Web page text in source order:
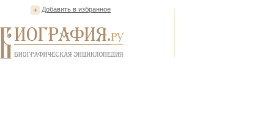
Добавить в избранное